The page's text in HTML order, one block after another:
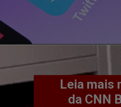
Leia mais
da CNN